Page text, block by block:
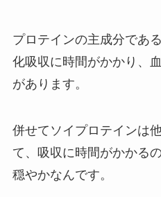
プロテインの主成分であ
化吸収に時間がかかり、
があります。
併せてソイプロテインは
て、吸収に時間がかかる
穏やかなんです。